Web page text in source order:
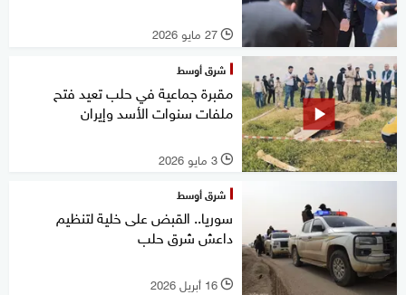
l 27 مايو 2026
شرق أوسط
مقبرة جماعية في حلب تعيد فتح
ملفات سنوات الأسد وإيران
l 3 مايو 2026
شرق أوسط
سوريا.. القبض على خلية لتنظيم
داعش شرق حلب
l 16 أبريل 2026